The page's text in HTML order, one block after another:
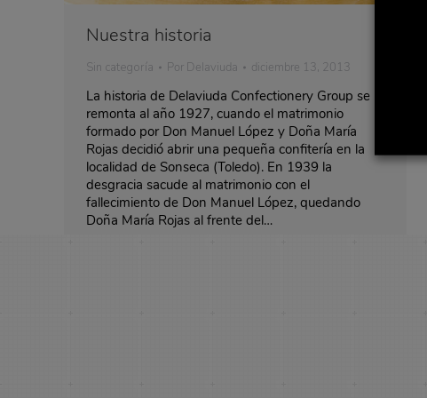
Nuestra historia
Sin categoría Por Delaviuda diciembre 13, 2013
La historia de Delaviuda Confectionery Group se
remonta al año 1927, cuando el matrimonio
formado por Don Manuel López y Doña María
Rojas decidió abrir una pequeña confitería en la
localidad de Sonseca (Toledo). En 1939 la
desgracia sacude al matrimonio con el
fallecimiento de Don Manuel López, quedando
Doña María Rojas al frente del…